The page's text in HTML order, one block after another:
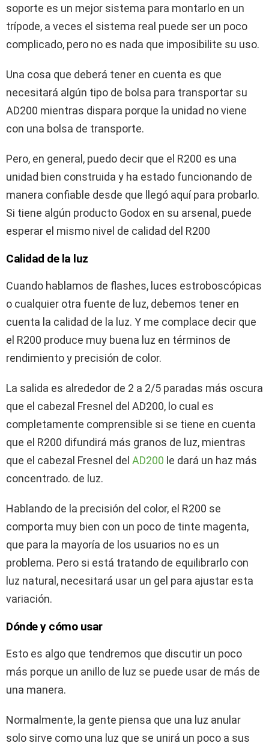
soporte es un mejor sistema para montarlo en un
trípode, a veces el sistema real puede ser un poco
complicado, pero no es nada que imposibilite su uso.
Una cosa que deberá tener en cuenta es que
necesitará algún tipo de bolsa para transportar su
AD200 mientras dispara porque la unidad no viene
con una bolsa de transporte.
Pero, en general, puedo decir que el R200 es una
unidad bien construida y ha estado funcionando de
manera confiable desde que llegó aquí para probarlo.
Si tiene algún producto Godox en su arsenal, puede
esperar el mismo nivel de calidad del R200
Calidad de la luz
Cuando hablamos de flashes, luces estroboscópicas
o cualquier otra fuente de luz, debemos tener en
cuenta la calidad de la luz. Y me complace decir que
el R200 produce muy buena luz en términos de
rendimiento y precisión de color.
La salida es alrededor de 2 a 2/5 paradas más oscura
que el cabezal Fresnel del AD200, lo cual es
completamente comprensible si se tiene en cuenta
que el R200 difundirá más granos de luz, mientras
que el cabezal Fresnel del AD200 le dará un haz más
concentrado. de luz.
Hablando de la precisión del color, el R200 se
comporta muy bien con un poco de tinte magenta,
que para la mayoría de los usuarios no es un
problema. Pero si está tratando de equilibrarlo con
luz natural, necesitará usar un gel para ajustar esta
variación.
Dónde y cómo usar
Esto es algo que tendremos que discutir un poco
más porque un anillo de luz se puede usar de más de
una manera.
Normalmente, la gente piensa que una luz anular
solo sirve como una luz que se unirá un poco a sus